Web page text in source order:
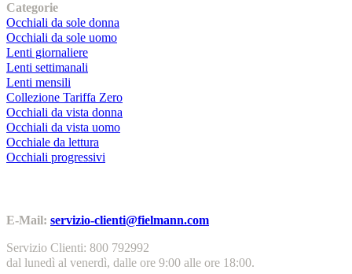
Categorie
Occhiali da sole donna
Occhiali da sole uomo
Lenti giornaliere
Lenti settimanali
Lenti mensili
Collezione Tariffa Zero
Occhiali da vista donna
Occhiali da vista uomo
Occhiale da lettura
Occhiali progressivi
E-Mail: servizio-clienti@fielmann.com
Servizio Clienti: 800 792992
dal lunedì al venerdì, dalle ore 9:00 alle ore 18:00.